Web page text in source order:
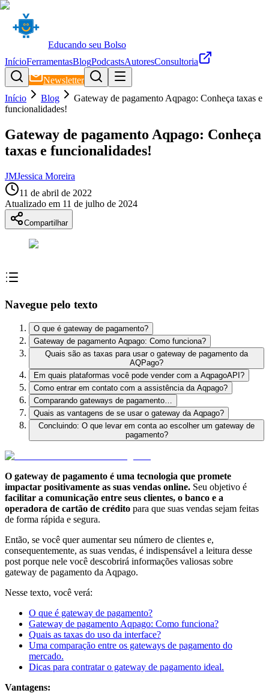
Educando seu Bolso
InícioFerramentasBlogPodcastsAutoresConsultoria
Newsletter
Início
Blog
Gateway de pagamento Aqpago: Conheça taxas e
funcionalidades!
Gateway de pagamento Aqpago: Conheça
taxas e funcionalidades!
JMJessica Moreira
11 de abril de 2022
Atualizado em 11 de julho de 2024
Compartilhar
Navegue pelo texto
O que é gateway de pagamento?
Gateway de pagamento Aqpago: Como funciona?
Quais são as taxas para usar o gateway de pagamento da
AQPago?
Em quais plataformas você pode vender com a AqpagoAPI?
Como entrar em contato com a assistência da Aqpago?
Comparando gateways de pagamento…
Quais as vantagens de se usar o gateway da Aqpago?
Concluindo: O que levar em conta ao escolher um gateway de
pagamento?
O gateway de pagamento é uma tecnologia que promete
impactar positivamente as suas vendas online. Seu objetivo é
facilitar a comunicação entre seus clientes, o banco e a
operadora de cartão de crédito para que suas vendas sejam feitas
de forma rápida e segura.
Então, se você queraumentar seu número de clientes e,
consequentemente, as suas vendas, é indispensável a leitura desse
post porque nele você descobrirá informações valiosas sobre
gateway de pagamento da Aqpago.
Nesse texto, você verá:
O que é gateway de pagamento?
Gateway de pagamento Aqpago: Como funciona?
Quais as taxas do uso da interface?
Uma comparação entre os gateways de pagamento do
mercado.
Dicas para contratar o gateway de pagamento ideal.
Vantagens: